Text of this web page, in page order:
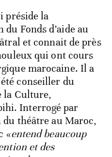
préside la
Fonds d’aide au
et connait de près
qui ont cours
marocaine. Il a
conseiller du
la Culture,
Interrogé par
théâtre au Maroc,
«entend beaucoup
et des